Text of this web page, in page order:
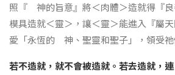
照『 神的旨意』將＜肉體＞造就得『
模具造就＜靈＞，讓＜靈＞能進入『屬
愛「永恆的 神、聖靈和聖子」，領受祂
若不造就，就不會被造就。若去造就，